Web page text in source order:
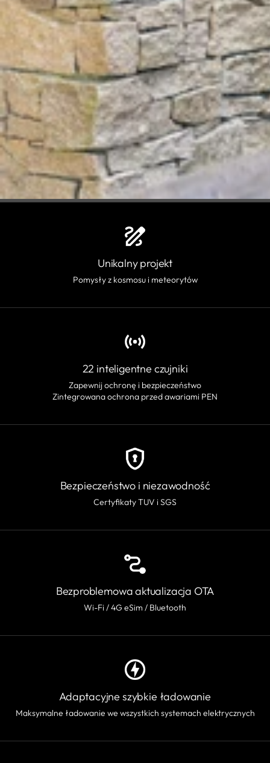
Unikalny projekt
Pomysły z kosmosu i meteorytów
22 inteligentne czujniki
Zapewnij ochronę i bezpieczeństwo
Zintegrowana ochrona przed awariami PEN
Bezpieczeństwo i niezawodność
Certyfikaty TUV i SGS
Bezproblemowa aktualizacja OTA
Wi-Fi / 4G eSim / Bluetooth
Adaptacyjne szybkie ładowanie
Maksymalne ładowanie we wszystkich systemach elektrycznych